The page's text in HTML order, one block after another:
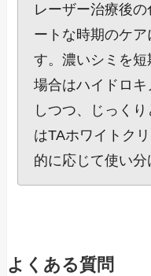
レーザー治療後
ートな時期のケ
す。濃いシミを
場合はハイドロ
しつつ、じっく
はTAホワイトク
的に応じて使い分
よくある質問